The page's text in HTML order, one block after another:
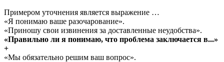
Примером уточнения является выражение …
«Я понимаю ваше разочарование».
«Приношу свои извинения за доставленные неудобства».
«Правильно ли я понимаю, что проблема заключается в...»
+
«Мы обязательно решим ваш вопрос».